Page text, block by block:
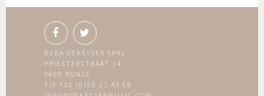
BVBA DEKEYSER SPRL
PRIESTERSTRAAT 14
9600 RONSE
T/F +32 (0)55 21 43 68